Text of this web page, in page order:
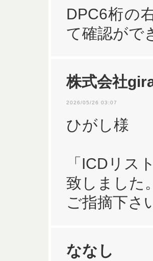
DPC6桁の
て確認がで
株式会社
2026/05/26 03:07
ひがし様
「ICDリス
致しました
ご指摘下さ
ななし